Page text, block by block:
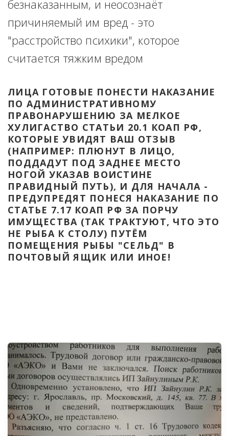
безнаказанным, и неосознаёт
причиняемый им вред - это
"расстройство психики", которое
считается тяжким вредом
ЛИЦА ГОТОВЫЕ ПОНЕСТИ НАКАЗАНИЕ
ПО АДМИНИСТРАТИВНОМУ
ПРАВОНАРУШЕНИЮ ЗА МЕЛКОЕ
ХУЛИГАСТВО СТАТЬИ 20.1 КОАП РФ,
КОТОРЫЕ УВИДЯТ ВАШ ОТЗЫВ
(НАПРИМЕР: ПЛЮНУТ В ЛИЦО,
ПОДДАДУТ ПОД ЗАДНЕЕ МЕСТО
НОГОЙ УКАЗАВ ВОИСТИНЕ
ПРАВИДНЫЙ ПУТЬ), И ДЛЯ НАЧАЛА -
ПРЕДУПРЕДЯТ ПОНЕСЯ НАКАЗАНИЕ ПО
СТАТЬЕ 7.17 КОАП РФ ЗА ПОРЧУ
ИМУЩЕСТВА (ТАК ТРАКТУЮТ, ЧТО ЭТО
НЕ РЫБА К СТОЛУ) ПУТЁМ
ПОМЕЩЕНИЯ РЫБЫ "СЕЛЬД" В
ПОЧТОВЫЙ ЯЩИК ИЛИ ИНОЕ!